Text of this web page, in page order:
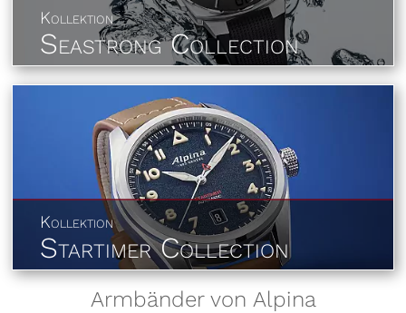
Kollektion
Seastrong Collection
Kollektion
Startimer Collection
Armbänder von Alpina